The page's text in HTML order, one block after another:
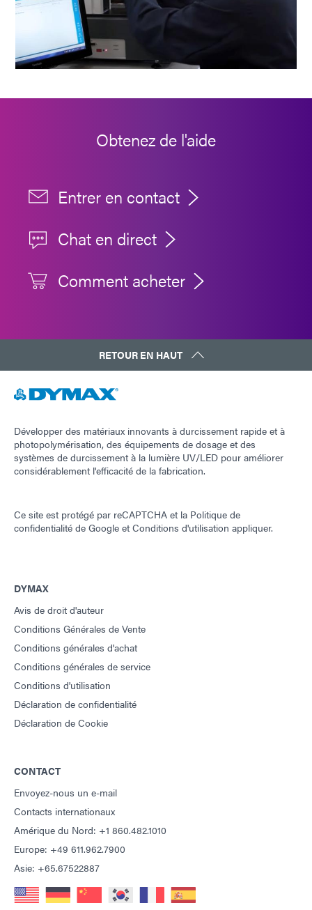
Obtenez de l'aide
Entrer en contact
Chat en direct
Comment acheter
RETOUR EN HAUT
Développer des matériaux innovants à durcissement rapide et à
photopolymérisation, des équipements de dosage et des
systèmes de durcissement à la lumière UV/LED pour améliorer
considérablement l'efficacité de la fabrication.
Ce site est protégé par reCAPTCHA et la Politique de
confidentialité de Google etConditions d'utilisation appliquer.
DYMAX
Avis de droit d'auteur
Conditions Générales de Vente
Conditions générales d'achat
Conditions générales de service
Conditions d'utilisation
Déclaration de confidentialité
Déclaration de Cookie
CONTACT
Envoyez-nous un e-mail
Contacts internationaux
Amérique du Nord: +1 860.482.1010
Europe: +49 611.962.7900
Asie: +65.67522887